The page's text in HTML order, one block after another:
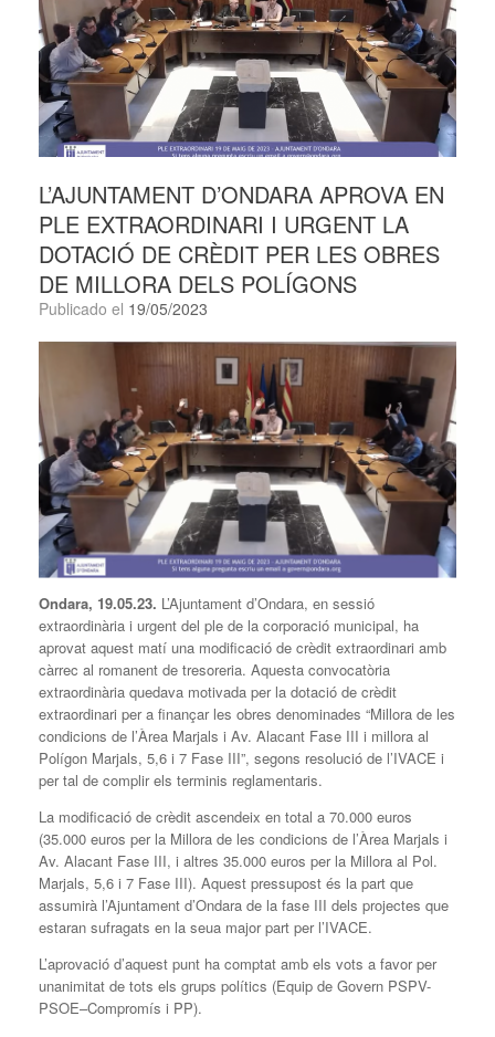
L’AJUNTAMENT D’ONDARA APROVA EN
PLE EXTRAORDINARI I URGENT LA
DOTACIÓ DE CRÈDIT PER LES OBRES
DE MILLORA DELS POLÍGONS
Publicado el 19/05/2023
Ondara, 19.05.23. L’Ajuntament d’Ondara, en sessió
extraordinària i urgent del ple de la corporació municipal, ha
aprovat aquest matí una modificació de crèdit extraordinari amb
càrrec al romanent de tresoreria. Aquesta convocatòria
extraordinària quedava motivada per la dotació de crèdit
extraordinari per a finançar les obres denominades “Millora de les
condicions de l’Àrea Marjals i Av. Alacant Fase III i millora al
Polígon Marjals, 5,6 i 7 Fase III”, segons resolució de l’IVACE i
per tal de complir els terminis reglamentaris.
La modificació de crèdit ascendeix en total a 70.000 euros
(35.000 euros per la Millora de les condicions de l’Àrea Marjals i
Av. Alacant Fase III, i altres 35.000 euros per la Millora al Pol.
Marjals, 5,6 i 7 Fase III). Aquest pressupost és la part que
assumirà l’Ajuntament d’Ondara de la fase III dels projectes que
estaran sufragats en la seua major part per l’IVACE.
L’aprovació d’aquest punt ha comptat amb els vots a favor per
unanimitat de tots els grups polítics (Equip de Govern PSPV-
PSOE–Compromís i PP).